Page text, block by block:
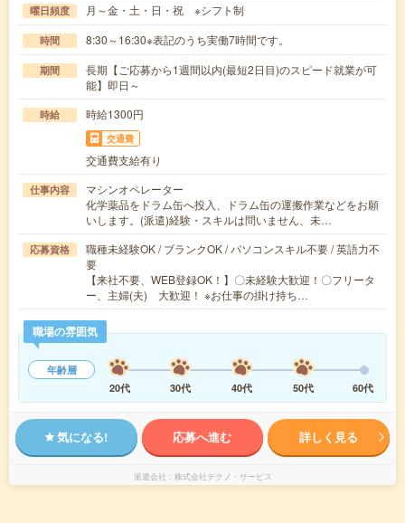
曜日頻度 月～金・土・日・祝 ※シフト制
時間 8:30～16:30※表記のうち実働7時間です。
期間
長期【ご応募から1週間以内(最短2日目)のスピード就業が可
能】即日～
時給 時給1300円
交通費
交通費支給有り
仕事内容
マシンオペレーター
化学薬品をドラム缶へ投入、ドラム缶の運搬作業などをお願
いします。(派遣)経験・スキルは問いません、未…
応募資格
職種未経験OK / ブランクOK / パソコンスキル不要 / 英語力不
要
【来社不要、WEB登録OK！】〇未経験大歓迎！〇フリータ
ー、主婦(夫) 大歓迎！ ※お仕事の掛け持ち…
職場の雰囲気
年齢層
20代
30代 40代 50代 60代
気になる! 応募へ進む 詳しく見る
派遣会社 株式会社テクノ・サービス